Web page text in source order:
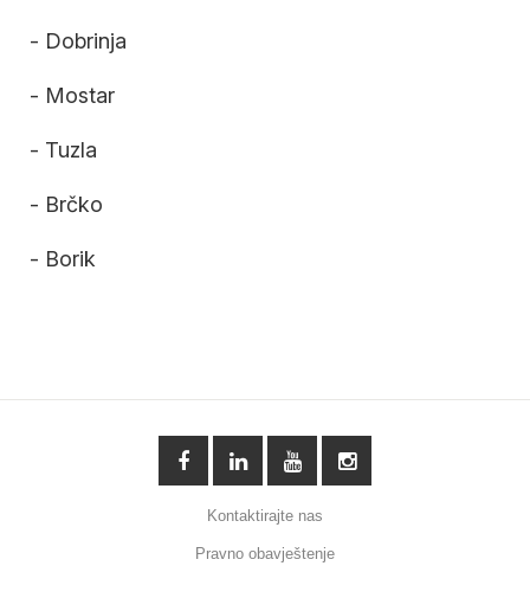
- Dobrinja
- Mostar
- Tuzla
- Brčko
- Borik
Kontaktirajte nas
Pravno obavještenje